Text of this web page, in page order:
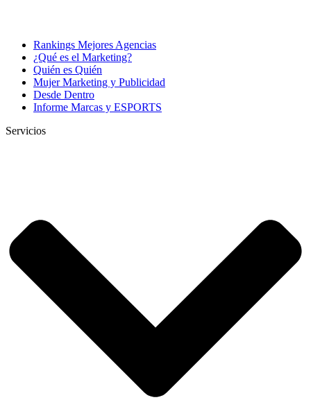
Rankings Mejores Agencias
¿Qué es el Marketing?
Quién es Quién
Mujer Marketing y Publicidad
Desde Dentro
Informe Marcas y ESPORTS
Servicios